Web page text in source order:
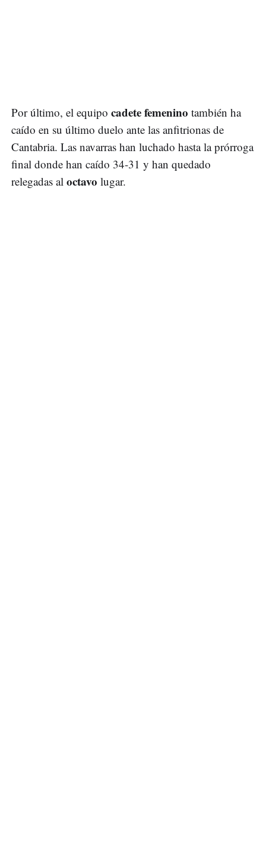
Por último, el equipo cadete femenino también ha
caído en su último duelo ante las anfitrionas de
Cantabria. Las navarras han luchado hasta la prórroga
final donde han caído 34-31 y han quedado
relegadas al octavo lugar.